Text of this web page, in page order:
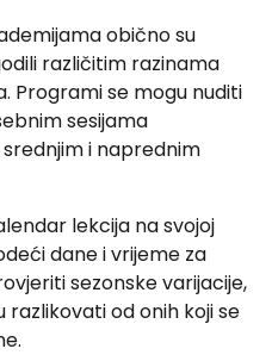
obično su
različitim razinama
Programi se mogu nuditi
sesijama
i naprednim
lekcija na svojoj
dane i vrijeme za
sezonske varijacije,
od onih koji se